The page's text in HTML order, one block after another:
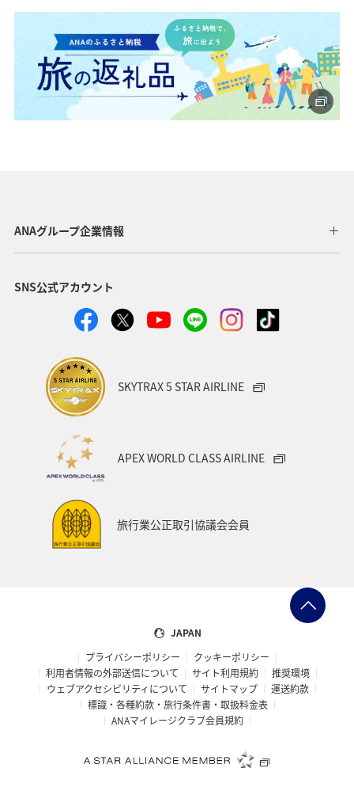
ANAグループ企業情報
SNS公式アカウント
SKYTRAX 5 STAR AIRLINE
APEX WORLD CLASS AIRLINE
旅行業公正取引協議会会員
JAPAN
プライバシーポリシー
クッキーポリシー
利用者情報の外部送信について
サイト利用規約
推奨環境
ウェブアクセシビリティについて
サイトマップ
運送約款
標識・各種約款・旅行条件書・取扱料金表
ANAマイレージクラブ会員規約